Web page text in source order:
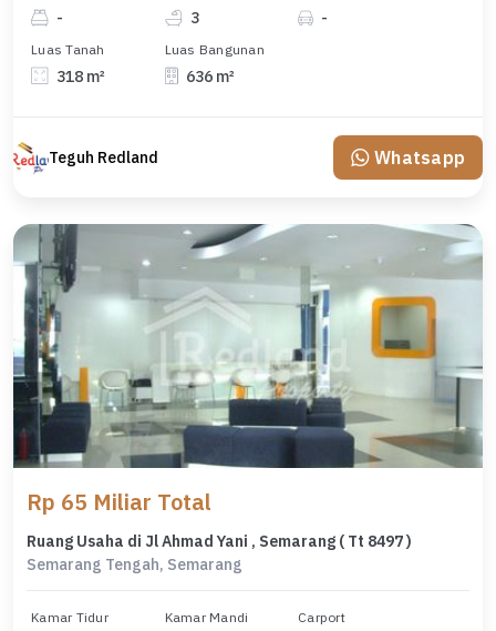
- 3 -
Luas Tanah
318 m²
Luas Bangunan
636 m²
Teguh Redland Whatsapp
Rp 65 Miliar Total
Ruang Usaha di Jl Ahmad Yani , Semarang ( Tt 8497 )
Semarang Tengah, Semarang
Kamar Tidur Kamar Mandi Carport